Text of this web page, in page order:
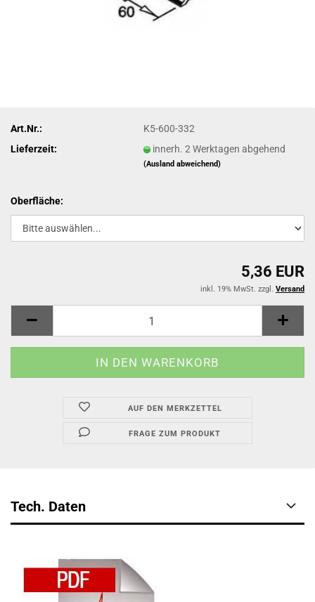
Art.Nr.:
K5-600-332
Lieferzeit:
innerh. 2 Werktagen abgehend
(Ausland abweichend)
Oberfläche:
5,36 EUR
inkl. 19% MwSt. zzgl. Versand
AUF DEN MERKZETTEL
FRAGE ZUM PRODUKT
Tech. Daten